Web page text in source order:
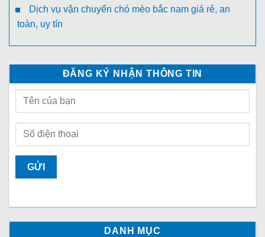
Dịch vụ vận chuyển chó mèo bắc nam giá rẻ, an
toàn, uy tín
ĐĂNG KÝ NHẬN THÔNG TIN
DANH MỤC